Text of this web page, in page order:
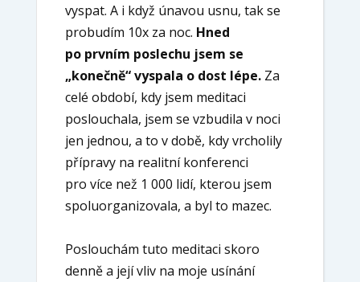
vyspat. A i když únavou usnu, tak se
probudím 10x za noc. Hned
po prvním poslechu jsem se
„konečně“ vyspala o dost lépe. Za
celé období, kdy jsem meditaci
poslouchala, jsem se vzbudila v noci
jen jednou, a to v době, kdy vrcholily
přípravy na realitní konferenci
pro více než 1 000 lidí, kterou jsem
spoluorganizovala, a byl to mazec.
Poslouchám tuto meditaci skoro
denně a její vliv na moje usínání